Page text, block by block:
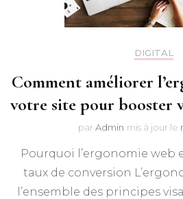
DIGITAL
Comment améliorer
votre site pour booster
par Admin mis à jour le
Pourquoi l’ergonomie web
taux de conversion
l’ensemble des principes